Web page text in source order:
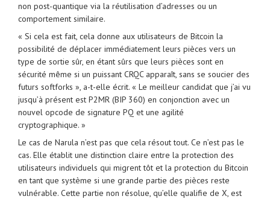
non post-quantique via la réutilisation d’adresses ou un
comportement similaire.
« Si cela est fait, cela donne aux utilisateurs de Bitcoin la
possibilité de déplacer immédiatement leurs pièces vers un
type de sortie sûr, en étant sûrs que leurs pièces sont en
sécurité même si un puissant CRQC apparaît, sans se soucier des
futurs softforks », a-t-elle écrit. « Le meilleur candidat que j’ai vu
jusqu’à présent est P2MR (BIP 360) en conjonction avec un
nouvel opcode de signature PQ et une agilité
cryptographique. »
Le cas de Narula n’est pas que cela résout tout. Ce n’est pas le
cas. Elle établit une distinction claire entre la protection des
utilisateurs individuels qui migrent tôt et la protection du Bitcoin
en tant que système si une grande partie des pièces reste
vulnérable. Cette partie non résolue, qu’elle qualifie de X, est